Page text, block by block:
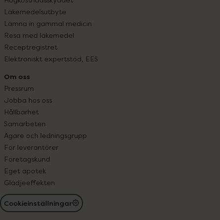
Läkemedelsutbyte
Lämna in gammal medicin
Resa med läkemedel
Receptregistret
Elektroniskt expertstöd, EES
Om oss
Pressrum
Jobba hos oss
Hållbarhet
Samarbeten
Ägare och ledningsgrupp
För leverantörer
Företagskund
Eget apotek
Glädjeeffekten
Cookieinställningar